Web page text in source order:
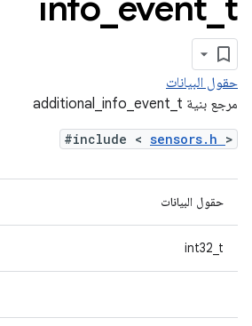
حقول البيانات
مرجع بنية additional_info_event_t
#include < sensors.h >
حقول البيانات
int32_t